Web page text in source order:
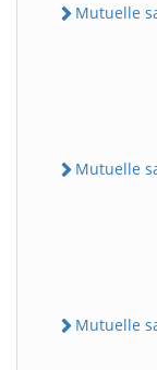
Mutuelle
Mutuelle
Mutuelle